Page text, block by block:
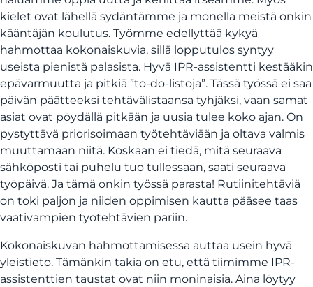
kielet ovat lähellä sydäntämme ja monella meistä onkin
kääntäjän koulutus. Työmme edellyttää kykyä
hahmottaa kokonaiskuvia, sillä lopputulos syntyy
useista pienistä palasista. Hyvä IPR-assistentti kestääkin
epävarmuutta ja pitkiä ”to-do-listoja”. Tässä työssä ei saa
päivän päätteeksi tehtävälistaansa tyhjäksi, vaan samat
asiat ovat pöydällä pitkään ja uusia tulee koko ajan. On
pystyttävä priorisoimaan työtehtäviään ja oltava valmis
muuttamaan niitä. Koskaan ei tiedä, mitä seuraava
sähköposti tai puhelu tuo tullessaan, saati seuraava
työpäivä. Ja tämä onkin työssä parasta! Rutiinitehtäviä
on toki paljon ja niiden oppimisen kautta pääsee taas
vaativampien työtehtävien pariin.
Kokonaiskuvan hahmottamisessa auttaa usein hyvä
yleistieto. Tämänkin takia on etu, että tiimimme IPR-
assistenttien taustat ovat niin moninaisia. Aina löytyy